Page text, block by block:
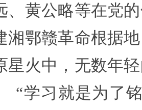
、黄公略等在党
湘鄂赣革命根据
星火中，无数年
“学习就是为了